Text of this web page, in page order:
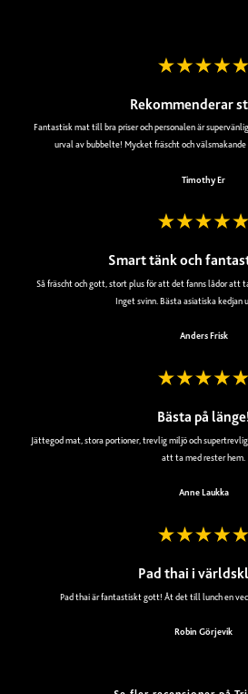
Rekommenderar
Fantastisk mat till bra priser och personalen är
urval av bubbelte! Mycket fräscht och välsmakande
Timothy Er
Smart tänk och
Så fräscht och gott, stort plus för att det fanns lådor att
Inget svinn. Bästa asiatiska kedjan
Anders Frisk
Bästa på länge!
Jättegod mat, stora portioner, trevlig miljö och
att ta med rester hem.
Anne Laukka
Pad thai i
Pad thai är fantastiskt gott! Åt det till lunch en
Robin Görjevik